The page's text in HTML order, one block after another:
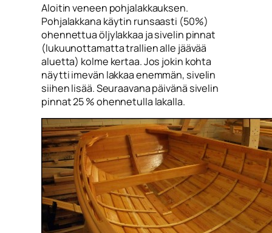
Aloitin veneen pohjalakkauksen.
Pohjalakkana käytin runsaasti (50%)
ohennettua öljylakkaa ja sivelin pinnat
(lukuunottamatta trallien alle jäävää
aluetta) kolme kertaa. Jos jokin kohta
näytti imevän lakkaa enemmän, sivelin
siihen lisää. Seuraavana päivänä sivelin
pinnat 25 % ohennetulla lakalla.